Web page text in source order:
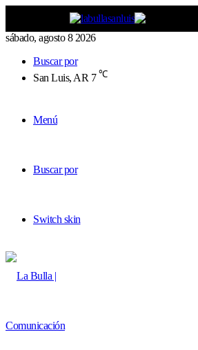
sábado, agosto 8 2026
Buscar por
San Luis, AR 7 ℃
Menú
Buscar por
Switch skin